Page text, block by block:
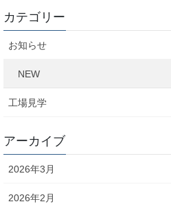
カテゴリー
お知らせ
NEW
工場見学
アーカイブ
2026年3月
2026年2月